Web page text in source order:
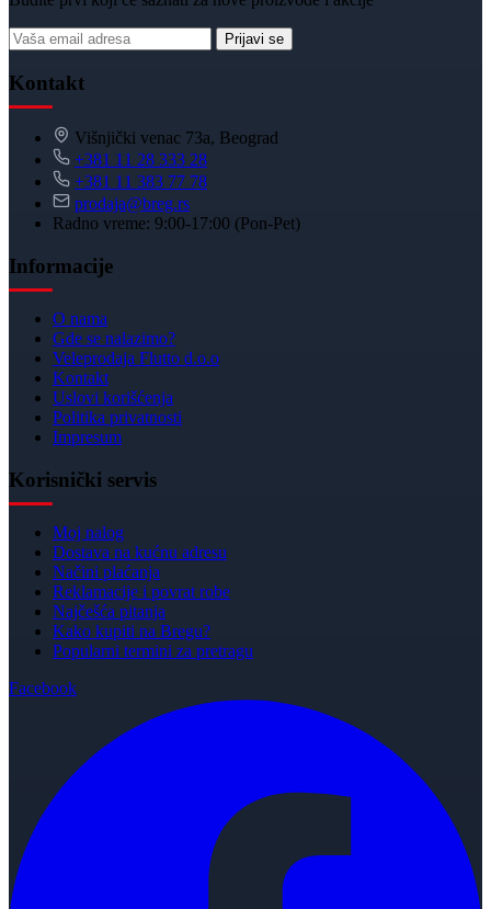
Prijavi se
Kontakt
Višnjički venac 73a, Beograd
+381 11 28 333 28
+381 11 383 77 78
prodaja@breg.rs
Radno vreme: 9:00-17:00 (Pon-Pet)
Informacije
O nama
Gde se nalazimo?
Veleprodaja Flutto d.o.o
Kontakt
Uslovi korišćenja
Politika privatnosti
Impresum
Korisnički servis
Moj nalog
Dostava na kućnu adresu
Načini plaćanja
Reklamacije i povrat robe
Najčešća pitanja
Kako kupiti na Bregu?
Popularni termini za pretragu
Facebook